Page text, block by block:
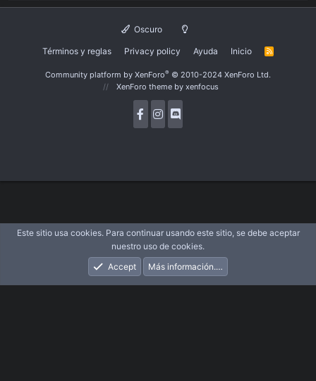
Oscuro
Términos y reglas Privacy policy Ayuda Inicio
R
Community platform by XenForo® © 2010-2024 XenForo Ltd.
XenForo theme by xenfocus
Novedades Acceder Registrarse
Este sitio usa cookies. Para continuar usando este sitio, se debe aceptar
nuestro uso de cookies.
Accept
Más información.…